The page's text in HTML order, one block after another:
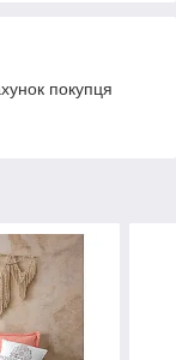
покупця